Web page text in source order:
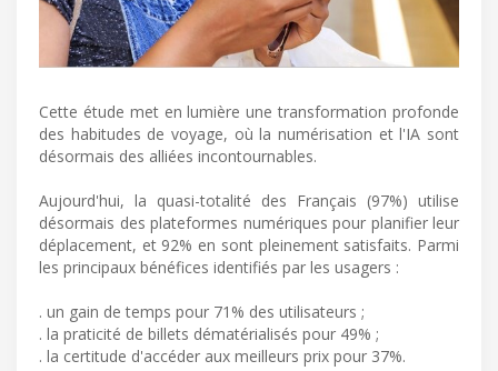
Cette étude met en lumière une transformation profonde
des habitudes de voyage, où la numérisation et l'IA sont
désormais des alliées incontournables.
Aujourd'hui, la quasi-totalité des Français (97%) utilise
désormais des plateformes numériques pour planifier leur
déplacement, et 92% en sont pleinement satisfaits. Parmi
les principaux bénéfices identifiés par les usagers :
. un gain de temps pour 71% des utilisateurs ;
. la praticité de billets dématérialisés pour 49% ;
. la certitude d'accéder aux meilleurs prix pour 37%.